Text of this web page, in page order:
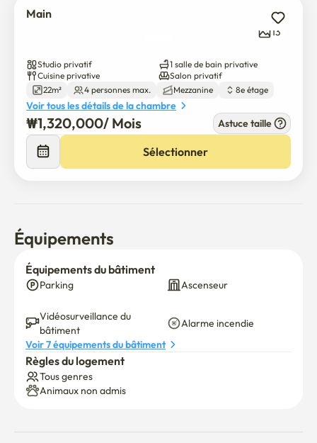
La propriété est gérée directement par l'hôte, en veillant
Occupation standard : 2 personnes (Héberge jusqu'à 4
personnes maximum)
실내 흡연 금지
퇴실 시 간단한 정리 및 분리수거
입퇴실 시간 조율 가능
엘레베이터 있음
주차가능
깨끗한 환경
주변에 마트가 있음
주변에 편의점 있음
주변에 다이소 있음
역까지 걸어서 7분
버스정류장 걸어서 1분
Main
13
Studio privatif
1 salle de bain privative
Cuisine privative
Salon privatif
22m²
4 personnes max. Mezzanine 8e étage
Voir tous les détails de la chambre
₩1,320,000/ Mois Astuce taille
Sélectionner
Équipements
Équipements du bâtiment
Parking Ascenseur
Vidéosurveillance du
bâtiment
Alarme incendie
Voir 7 équipements du bâtiment
Règles du logement
Tous genres
Animaux non admis